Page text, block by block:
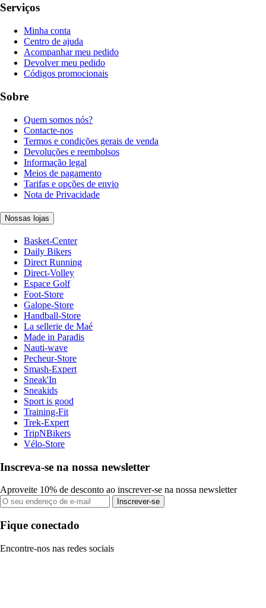
Serviços
Minha conta
Centro de ajuda
Acompanhar meu pedido
Devolver meu pedido
Códigos promocionais
Sobre
Quem somos nós?
Contacte-nos
Termos e condições gerais de venda
Devoluções e reembolsos
Informação legal
Meios de pagamento
Tarifas e opções de envio
Nota de Privacidade
Nossas lojas
Basket-Center
Daily Bikers
Direct Running
Direct-Volley
Espace Golf
Foot-Store
Galope-Store
Handball-Store
La sellerie de Maé
Made in Paradis
Nauti-wave
Pecheur-Store
Smash-Expert
Sneak'In
Sneakids
Sport is good
Training-Fit
Trek-Expert
TripNBikers
Vélo-Store
Inscreva-se na nossa newsletter
Aproveite 10% de desconto ao inscrever-se na nossa newsletter
Inscrever-se
Fique conectado
Encontre-nos nas redes sociais